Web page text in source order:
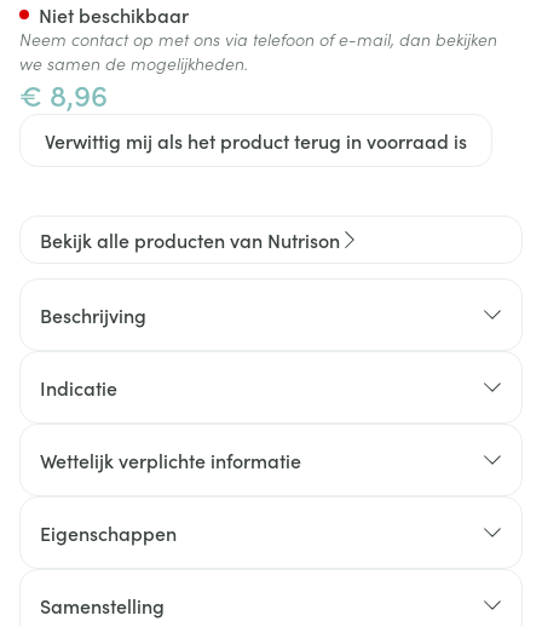
€ 8,96
Verwittig mij als het product terug in voorraad is
Niet beschikbaar
Neem contact op met ons via telefoon of e-mail, dan bekijken
we samen de mogelijkheden.
Bekijk alle producten van Nutrison
Beschrijving
Indicatie
Wettelijk verplichte informatie
Eigenschappen
Vegan
Samenstelling